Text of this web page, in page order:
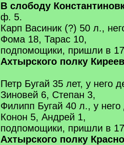
В слободу
ф. 5.
Карп Васиник (?) 50 л.,
Фома 18, Тарас 10,
подпомощики, пришли в
Ахтырского полку
Петр Бугай 35 лет, у него
Зиновей 6, Степан 3,
Филипп Бугай 40 л., у
Конон 5, Андрей 1,
подпомощики, пришли в
Ахтырского полку